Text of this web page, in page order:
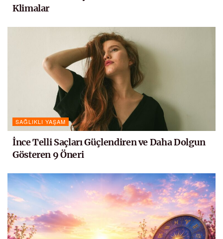
Klimalar
SAĞLIKLI YAŞAM
İnce Telli Saçları Güçlendiren ve Daha Dolgun
Gösteren 9 Öneri